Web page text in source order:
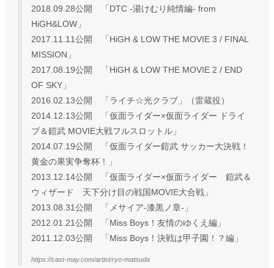
2018.09.28公開 「DTC -湯けむり純情編- from
HiGH&LOW」
2017.11.11公開 「HiGH & LOW THE MOVIE 3 / FINAL
MISSION」
2017.08.19公開 「HiGH & LOW THE MOVIE 2 / END
OF SKY」
2016.02.13公開 「ライチ☆光クラブ」（雷蔵役）
2014.12.13公開 「仮面ライダー×仮面ライダー ドライ
ブ＆鎧武 MOVIE大戦フルスロットル」
2014.07.19公開 「仮面ライダー鎧武 サッカー大決戦！
黄金の果実争奪杯！」
2013.12.14公開 「仮面ライダー×仮面ライダー 鎧武＆
ウィザード 天下分け目の戦国MOVIE大合戦」
2013.08.31公開 「メサイア-漆黒ノ章-」
2012.01.21公開 「Miss Boys！友情のゆくえ編」
2011.12.03公開 「Miss Boys！決戦は甲子園！？編」
https://cast-may.com/artist/ryo-matsuda